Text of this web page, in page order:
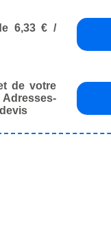
6,33 € /
de votre